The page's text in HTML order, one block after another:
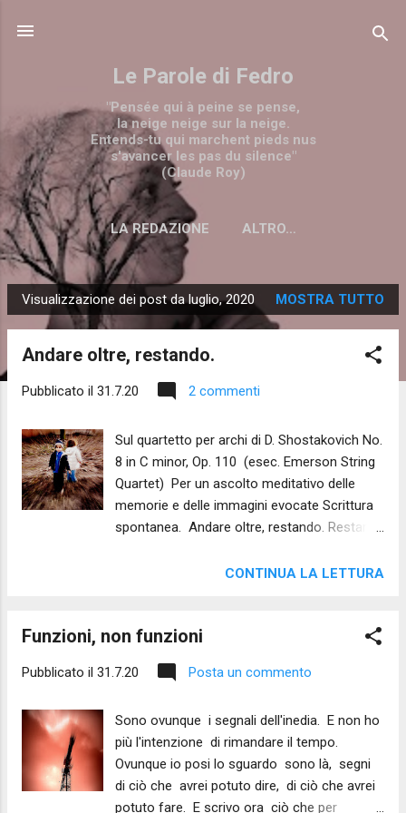
Le Parole di Fedro
"Pensée qui à peine se pense,
la neige neige sur la neige.
Entends-tu qui marchent pieds nus
s'avancer les pas du silence"
(Claude Roy)
LA REDAZIONE ALTRO…
P
o
Visualizzazione dei post da luglio, 2020 MOSTRA TUTTO
Andare oltre, restando.
Pubblicato il 31.7.20 2 commenti
Sul quartetto per archi di D. Shostakovich No.
8 in C minor, Op. 110 (esec. Emerson String
Quartet) Per un ascolto meditativo delle
memorie e delle immagini evocate Scrittura
spontanea. Andare oltre, restando. Restare,
Sublime. Là. Nel luogo di confine tra musica
Sono troppo vicini gli zoccoli dei cavalli, gli
un'orda di cosacchi? Resti lì, nell'oltre.
racconto di cui non ricordi il finale. O forse il
finale non l'aveva perché quei sette
messaggeri si perdevano in terre lontane,
troppo lontane per inviare dispacci. E c'è una
CONTINUA LA LETTURA
Funzioni, non funzioni
Pubblicato il 31.7.20 Posta un commento
Sono ovunque i segnali dell'inedia. E non ho
più l'intenzione di rimandare il tempo.
Ovunque io posi lo sguardo sono là, segni
di ciò che avrei potuto dire, di ciò che avrei
potuto fare. E scrivo ora ciò che per